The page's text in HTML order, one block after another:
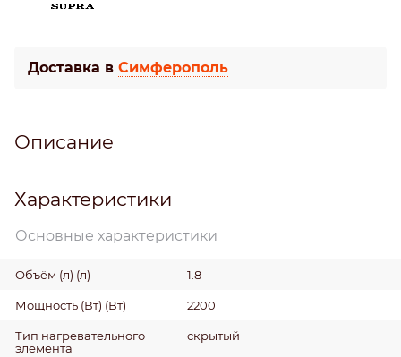
Доставка в Симферополь
Описание
Характеристики
Основные характеристики
Объём (л) (л) 1.8
Мощность (Вт) (Вт) 2200
Тип нагревательного
элемента
скрытый